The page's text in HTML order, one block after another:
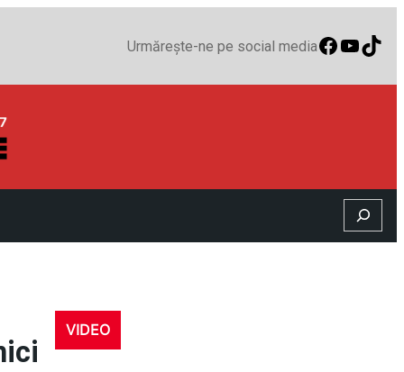
Urmărește-ne pe social media
Search
VIDEO